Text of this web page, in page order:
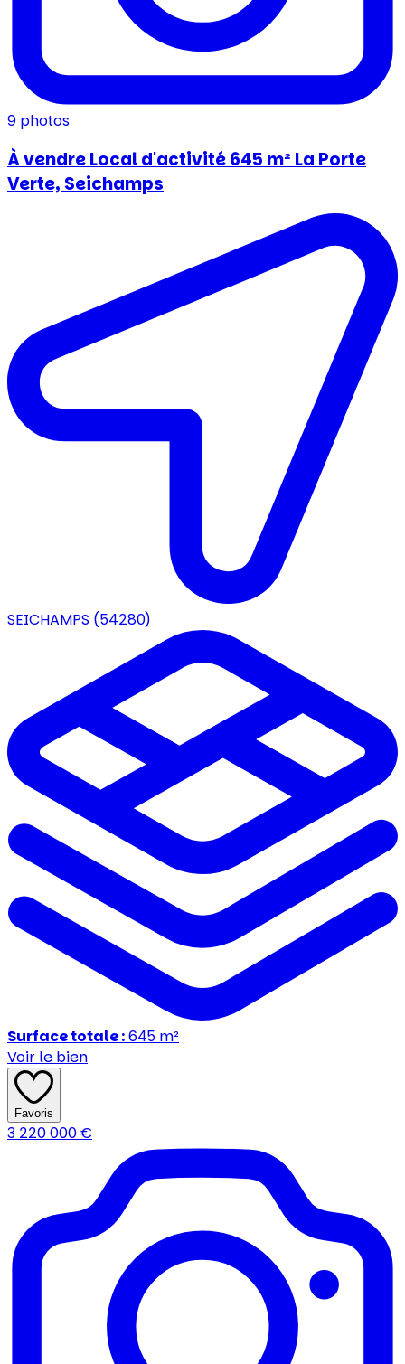
9 photos
À vendre Local d'activité 645 m² La Porte
Verte, Seichamps
SEICHAMPS (54280)
Surface totale :645 m²
Voir le bien
Favoris
3 220 000€